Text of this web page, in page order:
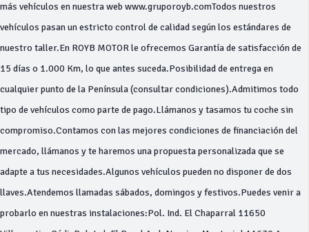
más vehículos en nuestra web www.gruporoyb.comTodos nuestros
vehículos pasan un estricto control de calidad según los estándares de
nuestro taller.En ROYB MOTOR le ofrecemos Garantía de satisfacción de
15 días o 1.000 Km, lo que antes suceda.Posibilidad de entrega en
cualquier punto de la Península (consultar condiciones).Admitimos todo
tipo de vehículos como parte de pago.Llámanos y tasamos tu coche sin
compromiso.Contamos con las mejores condiciones de financiación del
mercado, llámanos y te haremos una propuesta personalizada que se
adapte a tus necesidades.Algunos vehículos pueden no disponer de dos
llaves.Atendemos llamadas sábados, domingos y festivos.Puedes venir a
probarlo en nuestras instalaciones:Pol. Ind. El Chaparral 11650